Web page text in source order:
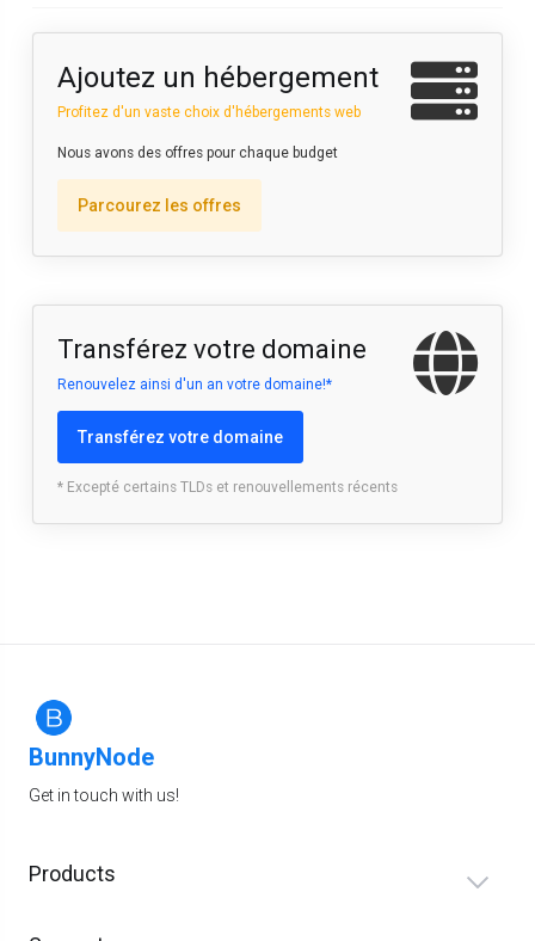
Ajoutez un hébergement
Profitez d'un vaste choix d'hébergements web
Nous avons des offres pour chaque budget
Parcourez les offres
Transférez votre domaine
Renouvelez ainsi d'un an votre domaine!*
Transférez votre domaine
* Excepté certains TLDs et renouvellements récents
BunnyNode
Get in touch with us!
Products